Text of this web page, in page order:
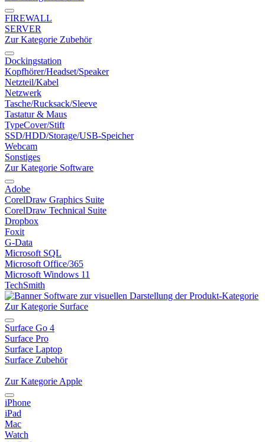
FIREWALL
SERVER
Zur Kategorie Zubehör
Dockingstation
Kopfhörer/Headset/Speaker
Netzteil/Kabel
Netzwerk
Tasche/Rucksack/Sleeve
Tastatur & Maus
TypeCover/Stift
SSD/HDD/Storage/USB-Speicher
Webcam
Sonstiges
Zur Kategorie Software
Adobe
CorelDraw Graphics Suite
CorelDraw Technical Suite
Dropbox
Foxit
G-Data
Microsoft SQL
Microsoft Office/365
Microsoft Windows 11
TechSmith
Zur Kategorie Surface
Surface Go 4
Surface Pro
Surface Laptop
Surface Zubehör
Zur Kategorie Apple
iPhone
iPad
Mac
Watch